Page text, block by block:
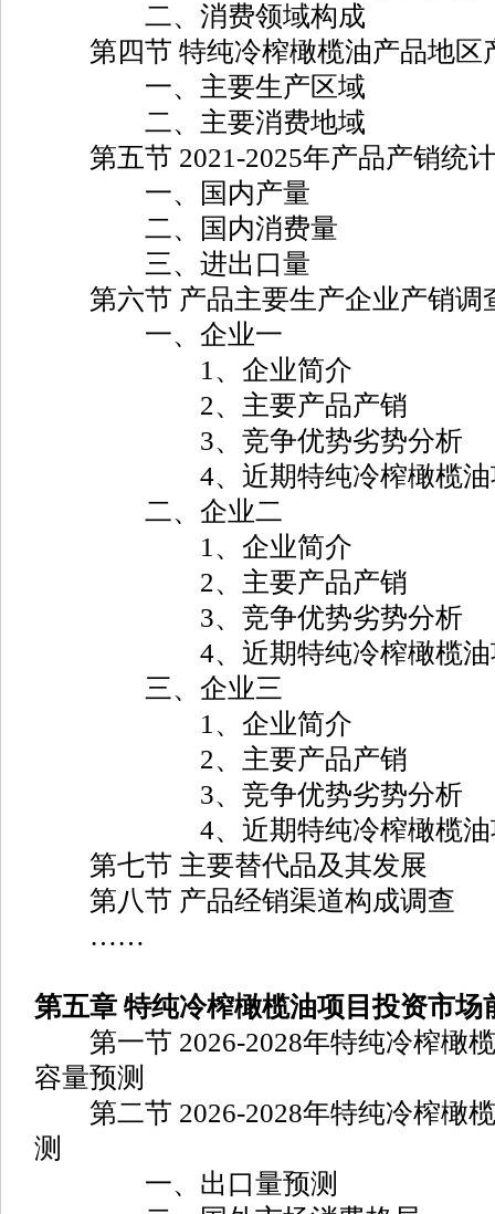
二、消费领域构成
第四节 特纯冷榨橄榄油产品地区
一、主要生产区域
二、主要消费地域
第五节 2021-2025年产品产销统计
一、国内产量
二、国内消费量
三、进出口量
第六节 产品主要生产企业产销调
一、企业一
1、企业简介
2、主要产品产销
3、竞争优势劣势分析
4、近期特纯冷榨橄榄油项
二、企业二
1、企业简介
2、主要产品产销
3、竞争优势劣势分析
4、近期特纯冷榨橄榄油项
三、企业三
1、企业简介
2、主要产品产销
3、竞争优势劣势分析
4、近期特纯冷榨橄榄油项
第七节 主要替代品及其发展
第八节 产品经销渠道构成调查
……
第五章 特纯冷榨橄榄油项目投资市场
第一节 2026-2028年特纯冷榨橄
容量预测
第二节 2026-2028年特纯冷榨橄
测
一、出口量预测